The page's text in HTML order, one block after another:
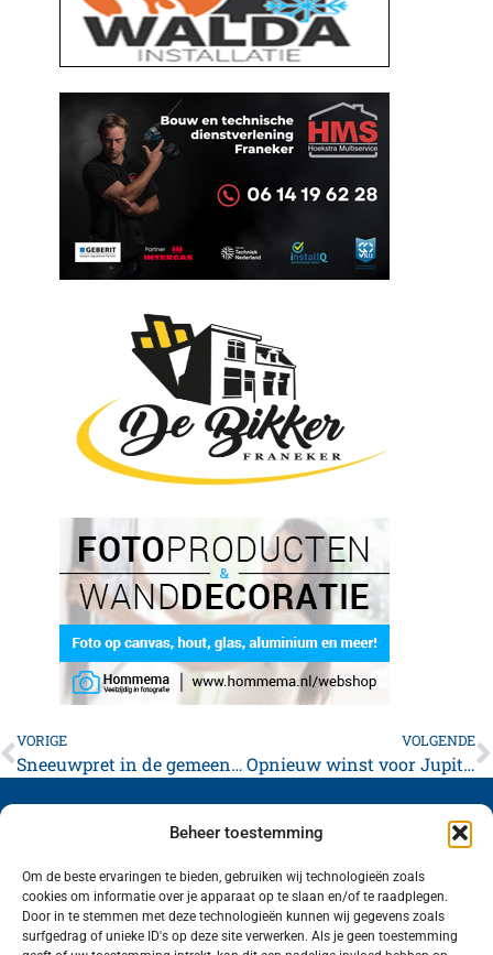
Beheer toestemming
Om de beste ervaringen te bieden, gebruiken wij technologieën zoals
cookies om informatie over je apparaat op te slaan en/of te raadplegen.
Door in te stemmen met deze technologieën kunnen wij gegevens zoals
surfgedrag of unieke ID's op deze site verwerken. Als je geen toestemming
VORIGE
Sneeuwpret in de gemeente Waadhoeke deel 3 (slot)
VOLGENDE
Opnieuw winst voor Jupiterdames
Volg ons (hierboven) op social media!